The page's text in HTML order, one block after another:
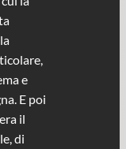
e
E poi
il
di